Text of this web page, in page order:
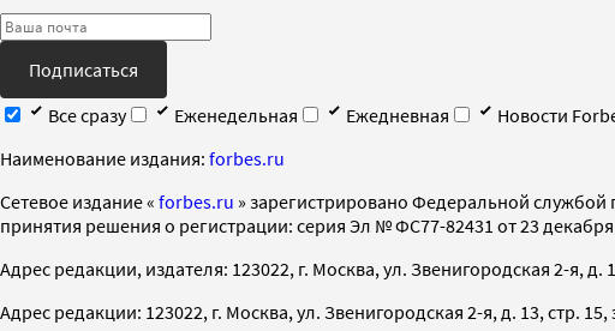
Подписаться
Все сразу
Еженедельная Ежедневная
Новости
Наименование издания: forbes.ru
Cетевое издание « forbes.ru » зарегистрировано Федеральной
принятия решения о регистрации: серия Эл № ФС77-82431 от 23 декабря
Адрес редакции, издателя: 123022, г. Москва, ул. Звенигородская 2-я, д.
Адрес редакции: 123022, г. Москва, ул. Звенигородская 2-я, д. 13, стр. 15,